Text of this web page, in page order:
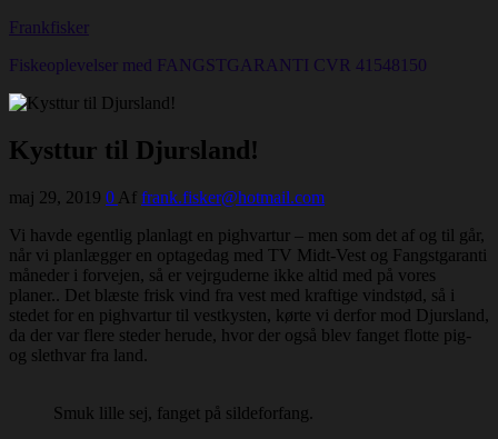
Frankfisker
Fiskeoplevelser med FANGSTGARANTI CVR 41548150
Kysttur til Djursland!
maj 29, 2019 0 Af frank.fisker@hotmail.com
Vi havde egentlig planlagt en pighvartur – men som det af og til går,
når vi planlægger en optagedag med TV Midt-Vest og Fangstgaranti
måneder i forvejen, så er vejrguderne ikke altid med på vores
planer.. Det blæste frisk vind fra vest med kraftige vindstød, så i
stedet for en pighvartur til vestkysten, kørte vi derfor mod Djursland,
da der var flere steder herude, hvor der også blev fanget flotte pig-
og slethvar fra land.
Smuk lille sej, fanget på sildeforfang.